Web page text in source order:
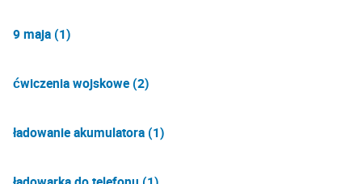
9 maja (1)
ćwiczenia wojskowe (2)
ładowanie akumulatora (1)